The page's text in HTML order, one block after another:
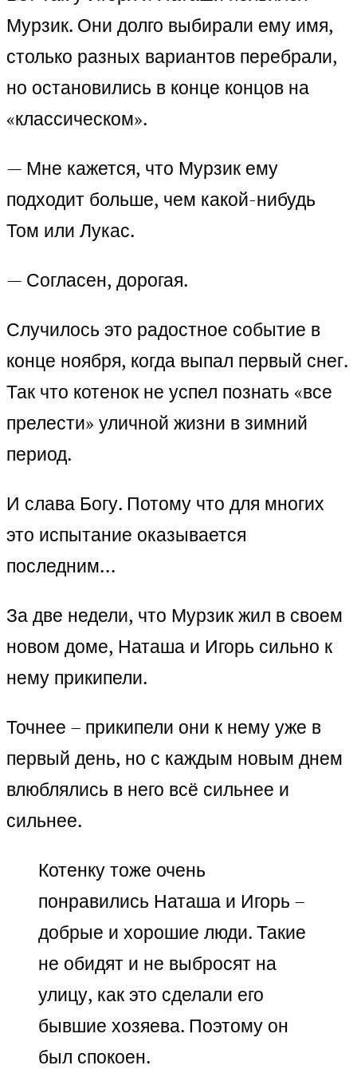
Мурзик. Они долго выбирали ему имя,
столько разных вариантов перебрали,
но остановились в конце концов на
«классическом».
— Мне кажется, что Мурзик ему
подходит больше, чем какой-нибудь
Том или Лукас.
— Согласен, дорогая.
Случилось это радостное событие в
конце ноября, когда выпал первый снег.
Так что котенок не успел познать «все
прелести» уличной жизни в зимний
период.
И слава Богу. Потому что для многих
это испытание оказывается
последним…
За две недели, что Мурзик жил в своем
новом доме, Наташа и Игорь сильно к
нему прикипели.
Точнее – прикипели они к нему уже в
первый день, но с каждым новым днем
влюблялись в него всё сильнее и
сильнее.
Котенку тоже очень
понравились Наташа и Игорь –
добрые и хорошие люди. Такие
не обидят и не выбросят на
улицу, как это сделали его
бывшие хозяева. Поэтому он
был спокоен.